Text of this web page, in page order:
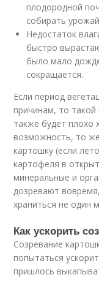
плодородной
собирать
Недостаток
быстро
было мало
сокращается.
Если период
причинам, то
также будет плохо
возможность, то
картошку (если
картофеля в
минеральные и
дозревают
храниться не один
Как ускорить
Созревание
попытаться
пришлось